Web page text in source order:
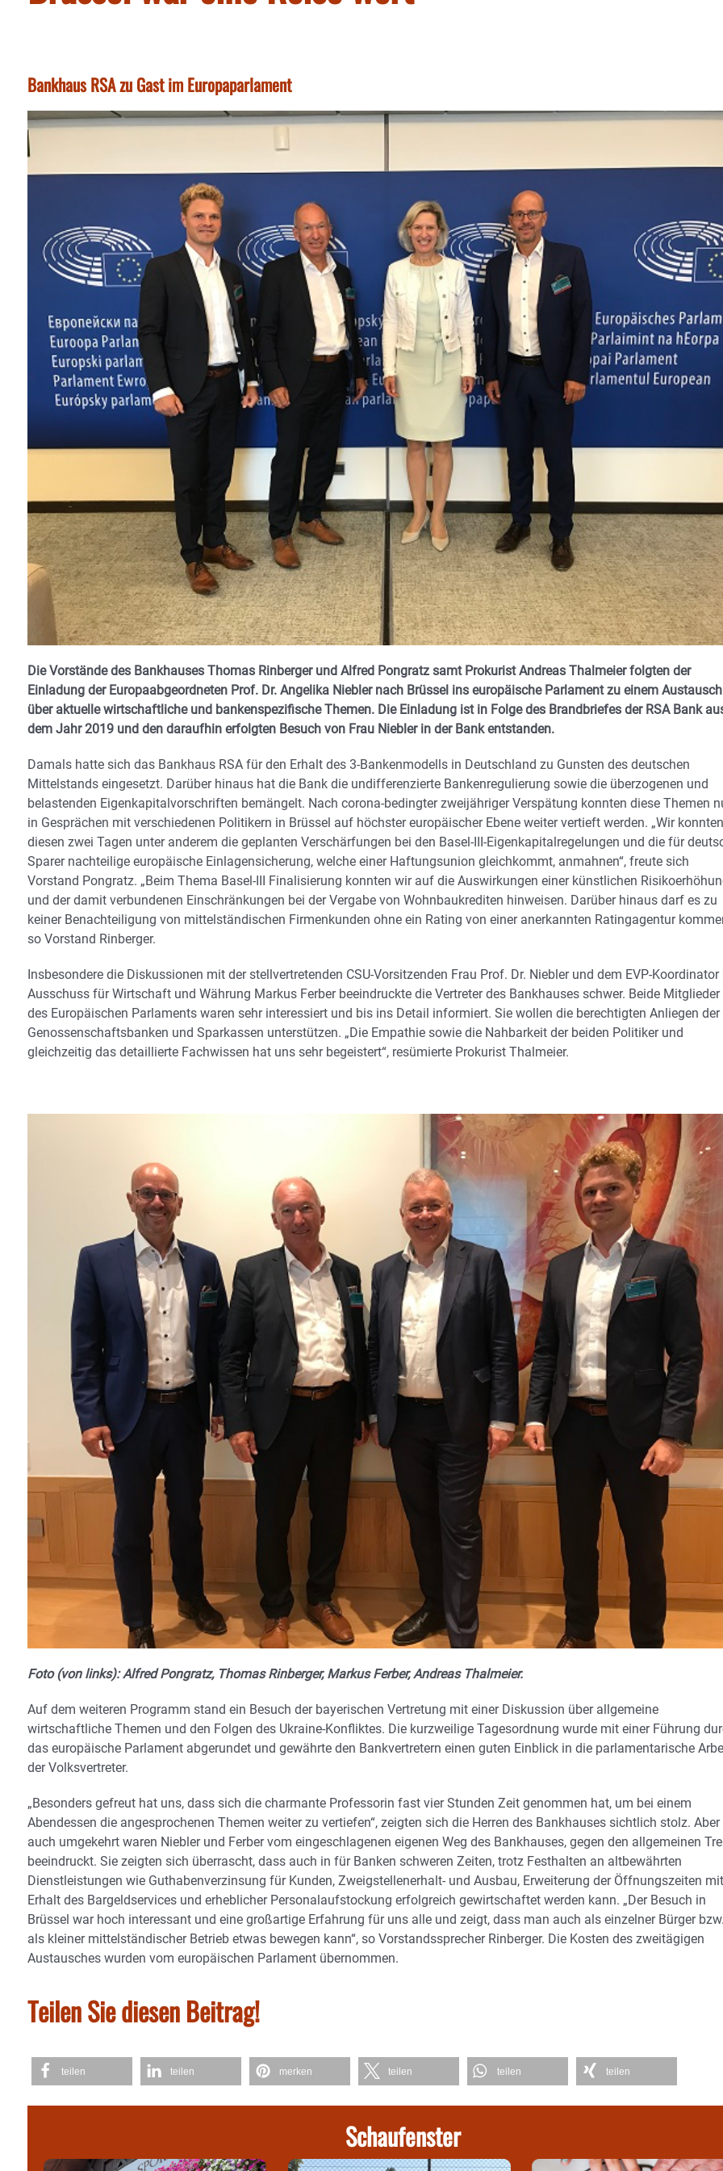
Bankhaus RSA zu Gast im Europaparlament
Die Vorstände des Bankhauses Thomas Rinberger und Alfred Pongratz samt Prokurist Andreas Thalmeier folgten der
Einladung der Europaabgeordneten Prof. Dr. Angelika Niebler nach Brüssel ins europäische Parlament zu einem Austausch
über aktuelle wirtschaftliche und bankenspezifische Themen. Die Einladung ist in Folge des Brandbriefes der RSA Bank
dem Jahr 2019 und den daraufhin erfolgten Besuch von Frau Niebler in der Bank entstanden.
Damals hatte sich das Bankhaus RSA für den Erhalt des 3-Bankenmodells in Deutschland zu Gunsten des deutschen
Mittelstands eingesetzt. Darüber hinaus hat die Bank die undifferenzierte Bankenregulierung sowie die überzogenen und
belastenden Eigenkapitalvorschriften bemängelt. Nach corona-bedingter zweijähriger Verspätung konnten diese Themen
in Gesprächen mit verschiedenen Politikern in Brüssel auf höchster europäischer Ebene weiter vertieft werden. „Wir
diesen zwei Tagen unter anderem die geplanten Verschärfungen bei den Basel-III-Eigenkapitalregelungen und die für
Sparer nachteilige europäische Einlagensicherung, welche einer Haftungsunion gleichkommt, anmahnen“, freute sich
Vorstand Pongratz. „Beim Thema Basel-III Finalisierung konnten wir auf die Auswirkungen einer künstlichen
und der damit verbundenen Einschränkungen bei der Vergabe von Wohnbaukrediten hinweisen. Darüber hinaus darf es zu
keiner Benachteiligung von mittelständischen Firmenkunden ohne ein Rating von einer anerkannten Ratingagentur
so Vorstand Rinberger.
Insbesondere die Diskussionen mit der stellvertretenden CSU-Vorsitzenden Frau Prof. Dr. Niebler und dem EVP-Koordinator
Ausschuss für Wirtschaft und Währung Markus Ferber beeindruckte die Vertreter des Bankhauses schwer. Beide Mitglieder
des Europäischen Parlaments waren sehr interessiert und bis ins Detail informiert. Sie wollen die berechtigten Anliegen der
Genossenschaftsbanken und Sparkassen unterstützen. „Die Empathie sowie die Nahbarkeit der beiden Politiker und
gleichzeitig das detaillierte Fachwissen hat uns sehr begeistert“, resümierte Prokurist Thalmeier.
Foto (von links): Alfred Pongratz, Thomas Rinberger, Markus Ferber, Andreas Thalmeier.
Auf dem weiteren Programm stand ein Besuch der bayerischen Vertretung mit einer Diskussion über allgemeine
wirtschaftliche Themen und den Folgen des Ukraine-Konfliktes. Die kurzweilige Tagesordnung wurde mit einer Führung
das europäische Parlament abgerundet und gewährte den Bankvertretern einen guten Einblick in die parlamentarische
der Volksvertreter.
„Besonders gefreut hat uns, dass sich die charmante Professorin fast vier Stunden Zeit genommen hat, um bei einem
Abendessen die angesprochenen Themen weiter zu vertiefen“, zeigten sich die Herren des Bankhauses sichtlich stolz. Aber
auch umgekehrt waren Niebler und Ferber vom eingeschlagenen eigenen Weg des Bankhauses, gegen den allgemeinen
beeindruckt. Sie zeigten sich überrascht, dass auch in für Banken schweren Zeiten, trotz Festhalten an altbewährten
Dienstleistungen wie Guthabenverzinsung für Kunden, Zweigstellenerhalt- und Ausbau, Erweiterung der Öffnungszeiten mit
Erhalt des Bargeldservices und erheblicher Personalaufstockung erfolgreich gewirtschaftet werden kann. „Der Besuch in
Brüssel war hoch interessant und eine großartige Erfahrung für uns alle und zeigt, dass man auch als einzelner Bürger bzw.
als kleiner mittelständischer Betrieb etwas bewegen kann“, so Vorstandssprecher Rinberger. Die Kosten des zweitägigen
Austausches wurden vom europäischen Parlament übernommen.
Teilen Sie diesen Beitrag!
teilen teilen merken teilen teilen teilen
Schaufenster